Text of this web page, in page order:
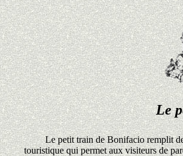
Le
Le petit train de Bonifacio remplit
touristique qui permet aux visiteurs de